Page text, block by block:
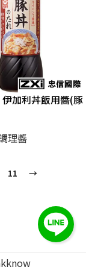
伊加利丼飯用醬(豚
理醬
11 →